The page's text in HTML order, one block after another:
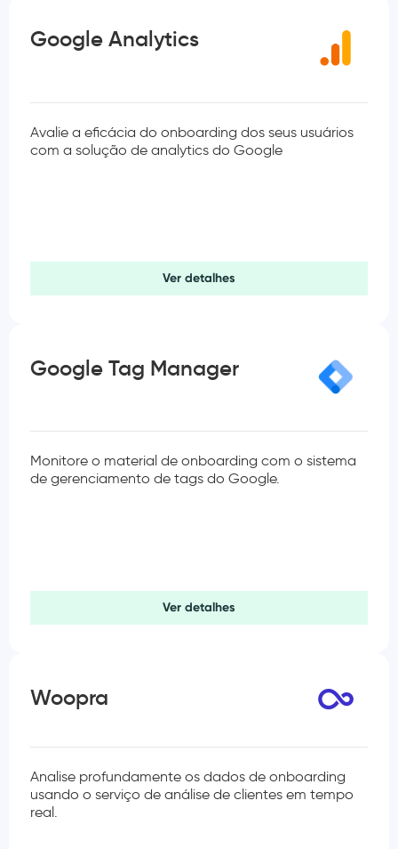
Google Analytics
Avalie a eficácia do onboarding dos seus usuários
com a solução de analytics do Google
Ver detalhes
Google Tag Manager
Monitore o material de onboarding com o sistema
de gerenciamento de tags do Google.
Ver detalhes
Woopra
Analise profundamente os dados de onboarding
usando o serviço de análise de clientes em tempo
real.